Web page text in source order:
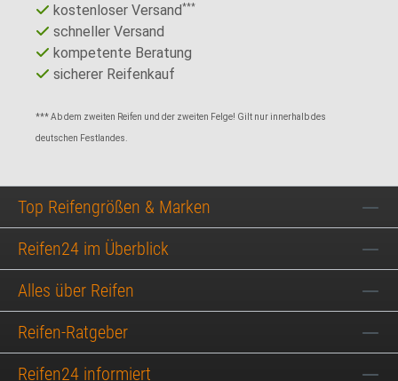
kostenloser Versand***
schneller Versand
kompetente Beratung
sicherer Reifenkauf
*** Ab dem zweiten Reifen und der zweiten Felge! Gilt nur innerhalb des
deutschen Festlandes.
Top Reifengrößen & Marken
Reifen24 im Überblick
Alles über Reifen
Reifen-Ratgeber
Reifen24 informiert